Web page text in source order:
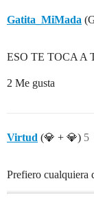
Gatita_MiMada
ESO TE TOCA A
2 Me gusta
Virtud (💎 + 💎) 5
Prefiero cualquiera